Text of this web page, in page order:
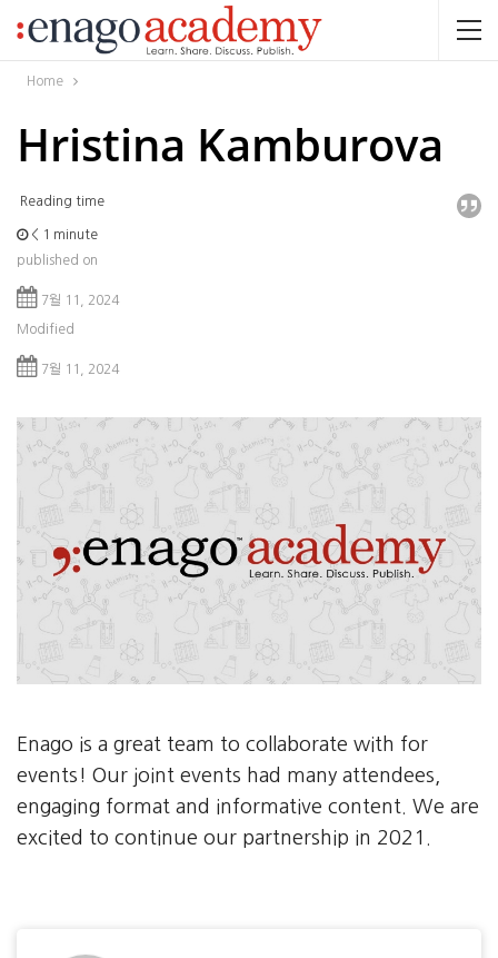
Home
Hristina Kamburova
Reading time
< 1 minute
published on
7월 11, 2024
Modified
7월 11, 2024
Enago is a great team to collaborate with for
events! Our joint events had many attendees,
engaging format and informative content. We are
excited to continue our partnership in 2021.